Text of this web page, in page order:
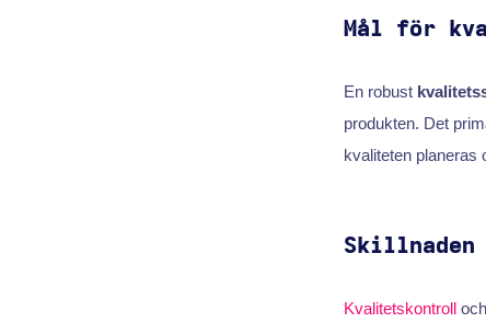
Mål för
En robust
produkten. Det
kvaliteten planeras
Kvalitetskontrolloch